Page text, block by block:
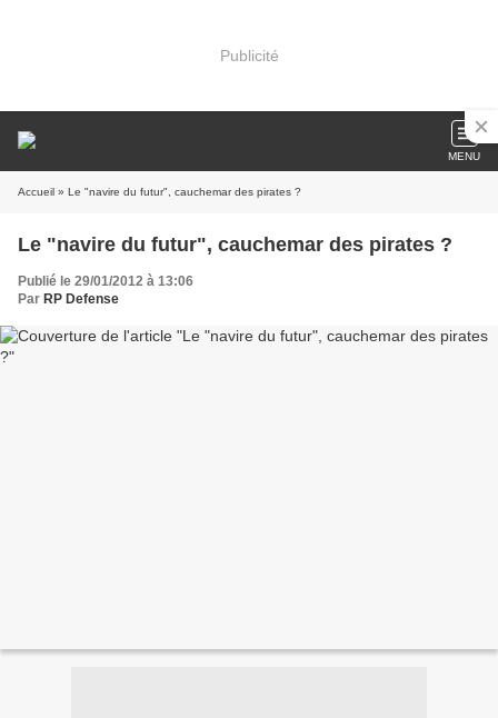
Publicité
MENU
Accueil » Le "navire du futur", cauchemar des pirates ?
Le "navire du futur", cauchemar des pirates ?
Publié le 29/01/2012 à 13:06
Par RP Defense